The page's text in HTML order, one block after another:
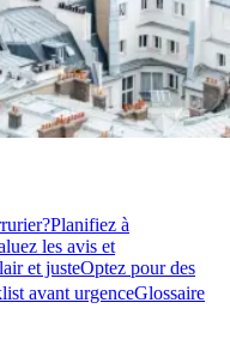
Planifiez à
les avis et
et justeOptez pour des
avant urgenceGlossaire